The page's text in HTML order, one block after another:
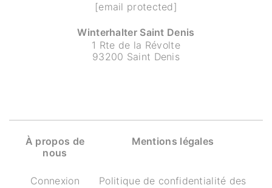
[email protected]
Winterhalter Saint Denis
1 Rte de la Révolte
93200 Saint Denis
À propos de
nous
Connexion
Mentions légales
Politique de confidentialité des